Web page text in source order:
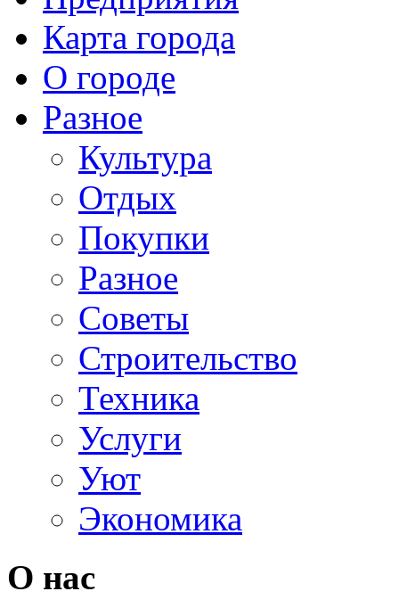
Карта города
О городе
Разное
Культура
Отдых
Покупки
Разное
Советы
Строительство
Техника
Услуги
Уют
Экономика
О нас